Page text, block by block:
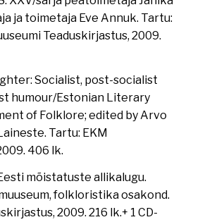
ja toimetaja Eve Annuk. Tartu:
Teaduskirjastus, 2009.
Socialist, post-socialist
humour/Estonian Literary
of Folklore; edited by Arvo
Tartu: EKM
406 lk.
mõistatuste allikalugu.
folkloristika osakond.
2009. 216 lk.+ 1 CD-